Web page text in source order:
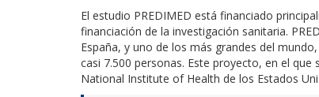
El estudio PREDIMED está financiado
financiación de la investigación sanitaria.
España, y uno de los más grandes del
casi 7.500 personas. Este proyecto, en el
National Institute of Health de los Estados